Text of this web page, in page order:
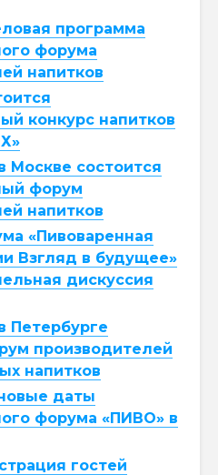
программа
форума
напитков
конкурс напитков
Москве состоится
форум
напитков
«Пивоваренная
Взгляд в будущее»
дискуссия
Петербурге
производителей
напитков
даты
форума «ПИВО» в
гостей